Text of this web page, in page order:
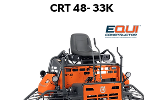
CRT 48- 33K